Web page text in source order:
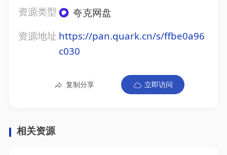
资源类型
夸克网盘
资源地址 https://pan.quark.cn/s/ffbe0a96
c030
复制分享 立即访问
相关资源